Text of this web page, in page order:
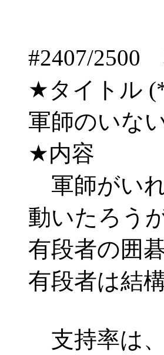
#2407/
★タイトル
軍師のいな
★内容
軍師がい
動いたろう
有段者の囲
有段者は結
支持率は